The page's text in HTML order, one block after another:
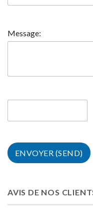
Message:
AVIS DE NOS